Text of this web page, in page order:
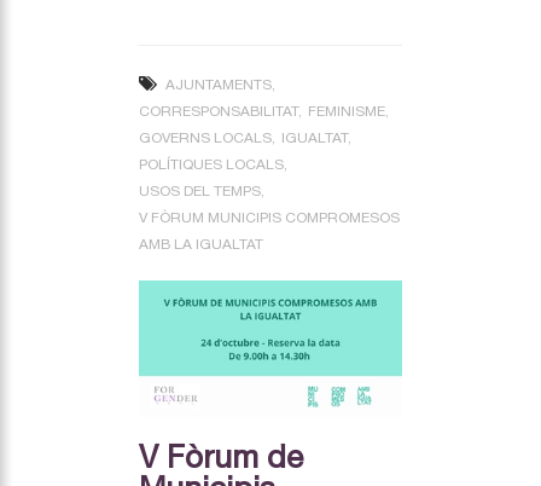
AJUNTAMENTS
CORRESPONSABILITAT
FEMINISME
GOVERNS LOCALS
IGUALTAT
POLÍTIQUES LOCALS
USOS DEL TEMPS
V FÒRUM MUNICIPIS COMPROMESOS
AMB LA IGUALTAT
V Fòrum de